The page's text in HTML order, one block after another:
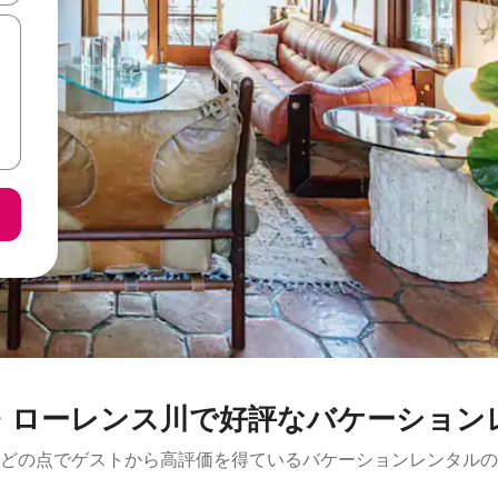
ローレンス川で好評なバケーション
の点でゲストから高評価を得ているバケーションレンタル